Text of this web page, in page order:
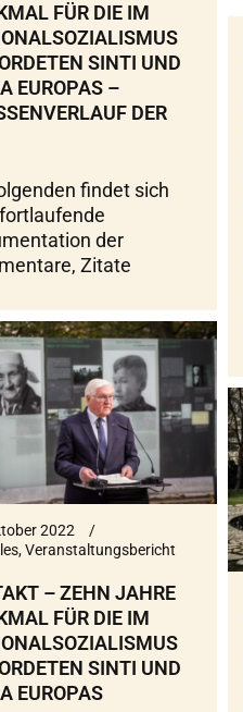
FÜR DIE IM
SINTI UND
EUROPAS –
DER
findet sich
der
Zitate
2022
,Veranstaltungsbericht
– ZEHN JAHRE
FÜR DIE IM
SINTI UND
EUROPAS